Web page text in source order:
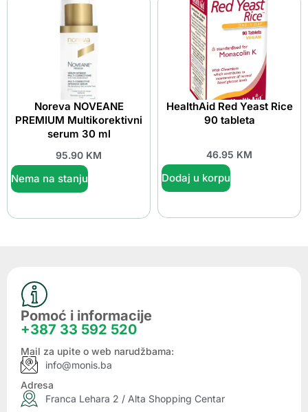
Noreva NOVEANE
PREMIUM Multikorektivni
serum 30 ml
95.90 KM
Nema na stanju
HealthAid Red Yeast Rice
90 tableta
46.95 KM
Dodaj u korpu
Pomoć i informacije
+387 33 592 520
Mail za upite o web narudžbama:
info@monis.ba
Adresa
Franca Lehara 2 / Alta Shopping Centar